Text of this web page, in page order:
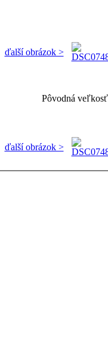
ďalší obrázok >
Pôvodná
ďalší obrázok >